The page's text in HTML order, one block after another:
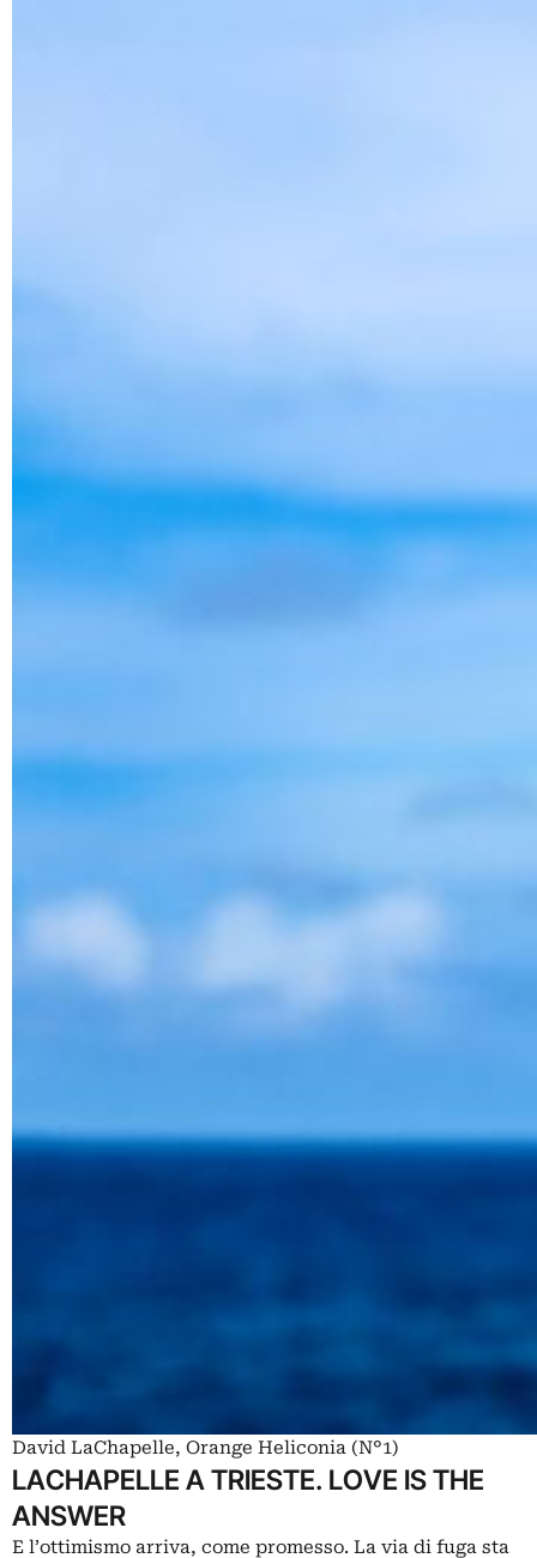
David LaChapelle, Orange Heliconia (N°1)
LACHAPELLE A TRIESTE. LOVE IS THE
ANSWER
E l’ottimismo arriva, come promesso. La via di fuga sta